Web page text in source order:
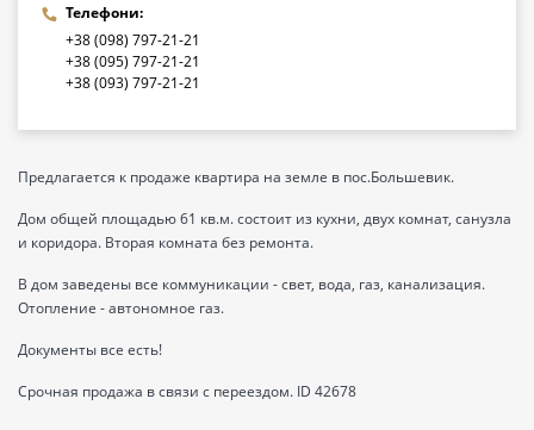
Телефони:
+38 (098) 797-21-21
+38 (095) 797-21-21
+38 (093) 797-21-21
Предлагается к продаже квартира на земле в пос.Большевик.
Дом общей площадью 61 кв.м. состоит из кухни, двух комнат, санузла
и коридора. Вторая комната без ремонта.
В дом заведены все коммуникации - свет, вода, газ, канализация.
Отопление - автономное газ.
Документы все есть!
Срочная продажа в связи с переездом. ID 42678